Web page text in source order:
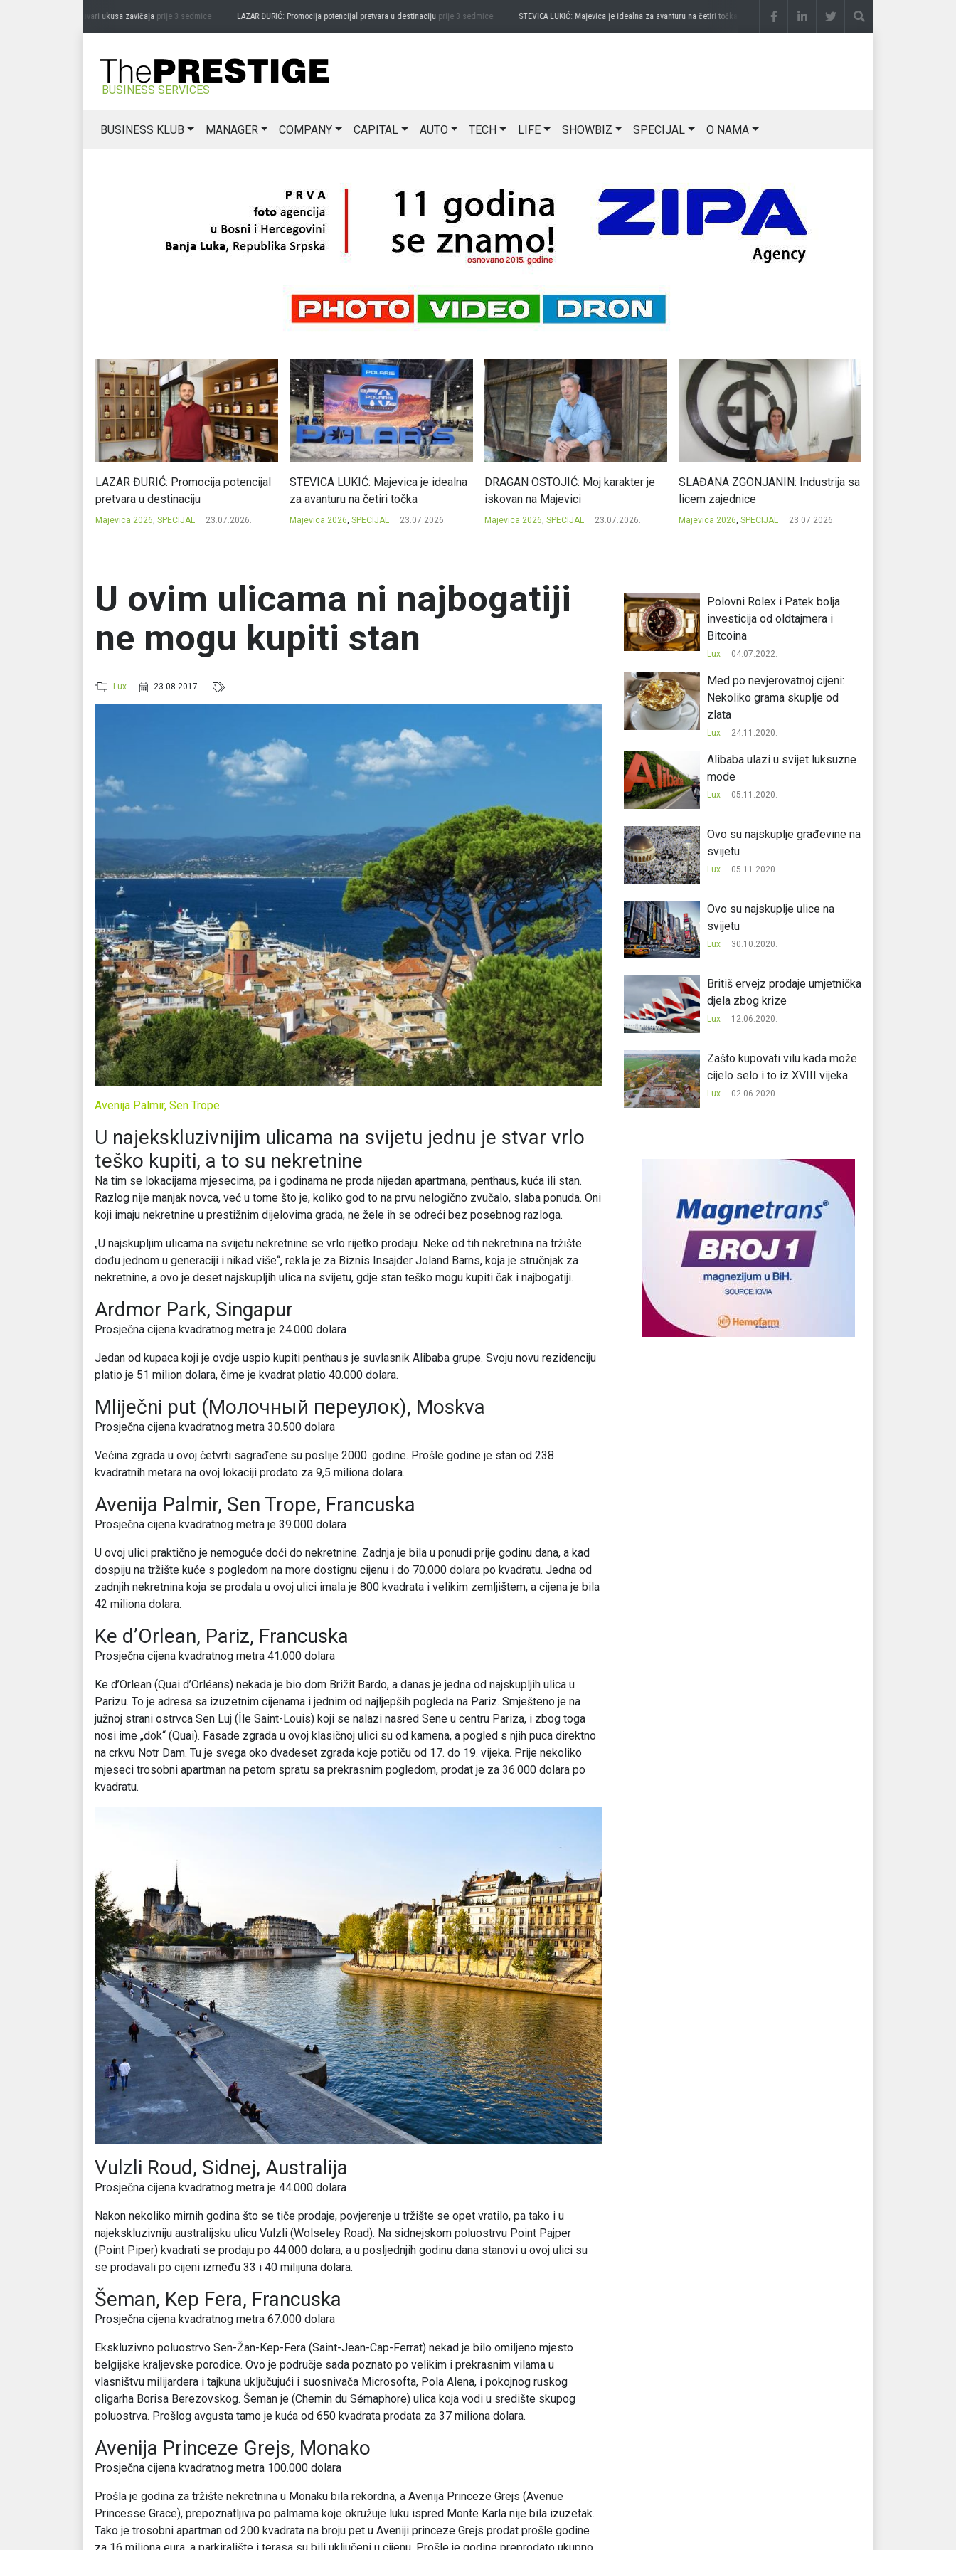
MIĆANOVIĆ: Čuvari ukusa zavičajaprije 3 sedmice LAZAR ĐURIĆ: Promocija potencijal pretvara u destinacijuprije 3 sedmice STEVICA LUKIĆ: Majevica je idealna za avanturu na četiri točka prije 3 sedmice DRAGAN OSTOJIĆ: Moj karakter je iskovan
BUSINESS SERVICES
BUSINESS KLUB MANAGER COMPANY CAPITAL AUTO TECH LIFE SHOWBIZ SPECIJAL O NAMA
LAZAR ĐURIĆ: Promocija potencijal
pretvara u destinaciju
Majevica 2026, SPECIJAL 23.07.2026.
STEVICA LUKIĆ: Majevica je idealna
za avanturu na četiri točka
Majevica 2026, SPECIJAL 23.07.2026.
DRAGAN OSTOJIĆ: Moj karakter je
iskovan na Majevici
Majevica 2026, SPECIJAL 23.07.2026.
SLAĐANA ZGONJANIN: Industrija sa
licem zajednice
Majevica 2026, SPECIJAL 23.07.2026.
U ovim ulicama ni najbogatiji
ne mogu kupiti stan
Lux 23.08.2017.
Avenija Palmir, Sen Trope
U najekskluzivnijim ulicama na svijetu jednu je stvar vrlo
teško kupiti, a to su nekretnine
Na tim se lokacijama mjesecima, pa i godinama ne proda nijedan apartmana, penthaus, kuća ili stan.
Razlog nije manjak novca, već u tome što je, koliko god to na prvu nelogično zvučalo, slaba ponuda. Oni
koji imaju nekretnine u prestižnim dijelovima grada, ne žele ih se odreći bez posebnog razloga.
„U najskupljim ulicama na svijetu nekretnine se vrlo rijetko prodaju. Neke od tih nekretnina na tržište
dođu jednom u generaciji i nikad više“, rekla je za Biznis Insajder Joland Barns, koja je stručnjak za
nekretnine, a ovo je deset najskupljih ulica na svijetu, gdje stan teško mogu kupiti čak i najbogatiji.
Ardmor Park, Singapur
Prosječna cijena kvadratnog metra je 24.000 dolara
Jedan od kupaca koji je ovdje uspio kupiti penthаus je suvlasnik Alibaba grupe. Svoju novu rezidenciju
platio je 51 miliоn dolara, čime je kvadrat platio 40.000 dolara.
Mliječni put (Молочный переулок), Moskva
Prosječna cijena kvadratnog metra 30.500 dolara
Većina zgrada u ovoj četvrti sagrađene su poslije 2000. godine. Prošle godine je stan od 238
kvadratnih metara na ovoj lokaciji prodato za 9,5 miliona dolara.
Avenija Palmir, Sen Trope, Francuska
Prosječna cijena kvadratnog metra je 39.000 dolara
U ovoj ulici praktično je nemoguće doći do nekretnine. Zadnja je bila u ponudi prije godinu dana, a kad
dospiju na tržište kuće s pogledom na more dostignu cijenu i do 70.000 dolara po kvadratu. Jedna od
zadnjih nekretnina koja se prodala u ovoj ulici imala je 800 kvadrata i velikim zemljištem, a cijena je bila
42 miliona dolara.
Ke d’Orlean, Pariz, Francuska
Prosječna cijena kvadratnog metra 41.000 dolara
Ke d’Orlean (Quai d’Orléans) nekada je bio dom Brižit Bardo, a danas je jedna od najskupljih ulica u
Parizu. To je adresa sa izuzetnim cijenama i jednim od najljepših pogleda na Pariz. Smješteno je na
južnoj strani ostrvca Sen Luj (Île Saint-Louis) koji se nalazi nasred Sene u centru Pariza, i zbog toga
nosi ime „dok“ (Quai). Fasade zgrada u ovoj klasičnoj ulici su od kamena, a pogled s njih puca direktno
na crkvu Notr Dam. Tu je svega oko dvadeset zgrada koje potiču od 17. do 19. vijeka. Prije nekoliko
mjeseci trosobni apartman na petom spratu sa prekrasnim pogledom, prodat je za 36.000 dolara po
kvadratu.
Vulzli Roud, Sidnej, Australija
Prosječna cijena kvadratnog metra je 44.000 dolara
Nakon nekoliko mirnih godina što se tiče prodaje, povjerenje u tržište se opet vratilo, pa tako i u
najekskluzivniju australijsku ulicu Vulzli (Wolseley Road). Na sidnejskom poluostrvu Point Pajper
(Point Piper) kvadrati se prodaju po 44.000 dolara, a u posljednjih godinu dana stanovi u ovoj ulici su
se prodavali po cijeni između 33 i 40 milijuna dolara.
Šeman, Kep Fera, Francuska
Prosječna cijena kvadratnog metra 67.000 dolara
Ekskluzivno poluostrvo Sen-Žan-Kep-Fera (Saint-Jean-Cap-Ferrat) nekad je bilo omiljeno mjesto
belgijske kraljevske porodice. Ovo je područje sada poznato po velikim i prekrasnim vilama u
vlasništvu milijardera i tajkuna uključujući i suosnivača Microsofta, Pola Alena, i pokojnog ruskog
oligarha Borisa Berezovskog. Šeman je (Chemin du Sémaphore) ulica koja vodi u središte skupog
poluostrva. Prošlog avgusta tamo je kuća od 650 kvadrata prodata za 37 miliona dolara.
Avenija Princeze Grejs, Monako
Prosječna cijena kvadratnog metra 100.000 dolara
Prošla je godina za tržište nekretnina u Monaku bila rekordna, a Avenija Princeze Grejs (Avenue
Princesse Grace), prepoznatljiva po palmama koje okružuje luku ispred Monte Karla nije bila izuzetak.
Tako je trosobni apartman od 200 kvadrata na broju pet u Aveniji princeze Grejs prodat prošle godine
za 16 miliona eura, a parkiralište i terasa su bili uključeni u cijenu. Prošle je godine preprodato ukupno
Polovni Rolex i Patek bolja
investicija od oldtajmera i
Bitcoina
Lux 04.07.2022.
Med po nevjerovatnoj cijeni:
Nekoliko grama skuplje od
zlata
Lux 24.11.2020.
Alibaba ulazi u svijet luksuzne
mode
Lux 05.11.2020.
Ovo su najskuplje građevine na
svijetu
Lux 05.11.2020.
Ovo su najskuplje ulice na
svijetu
Lux 30.10.2020.
Britiš ervejz prodaje umjetnička
djela zbog krize
Lux 12.06.2020.
Zašto kupovati vilu kada može
cijelo selo i to iz XVIII vijeka
Lux 02.06.2020.